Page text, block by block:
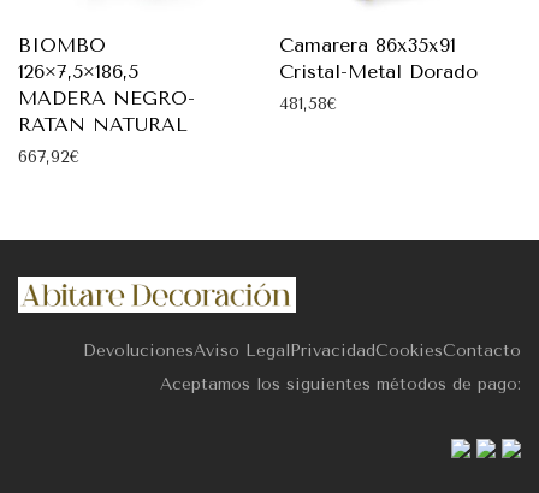
BIOMBO
126×7,5×186,5
MADERA NEGRO-
RATAN NATURAL
667,92€
Camarera 86x35x91
Cristal-Metal Dorado
481,58€
DevolucionesAviso LegalPrivacidadCookiesContacto
Aceptamos los siguientes métodos de pago: